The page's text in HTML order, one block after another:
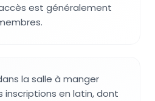
est généralement
la salle à manger
inscriptions en latin, dont